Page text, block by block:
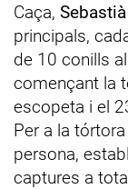
Caça,
principals,
de 10 conills
començant la
escopeta i el
Per a la
persona,
captures a